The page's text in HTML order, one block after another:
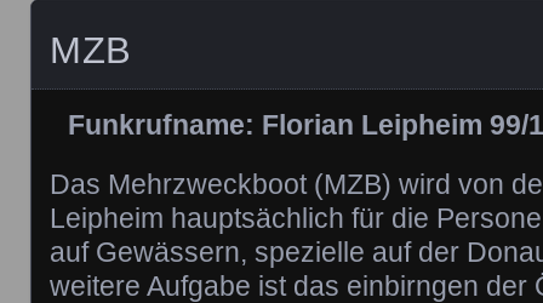
MZB
Funkrufname: Florian Leipheim 99/1
Das Mehrzweckboot (MZB) wird von
Leipheim hauptsächlich für die
auf Gewässern, spezielle auf der
weitere Aufgabe ist das einbirngen der